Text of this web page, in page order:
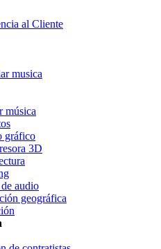
al Cliente
musica
música
gráfico
3D
audio
geográfica